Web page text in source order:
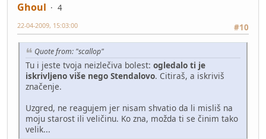
Ghoul
4
#10
22-04-2009, 15:03:00
Quote from: "scallop"
Tu i jeste tvoja neizlečiva bolest: ogledalo ti je
iskrivljeno više nego Stendalovo. Citiraš, a iskriviš
značenje.
Uzgred, ne reagujem jer nisam shvatio da li misliš na
moju starost ili veličinu. Ko zna, možda ti se činim tako
velik...